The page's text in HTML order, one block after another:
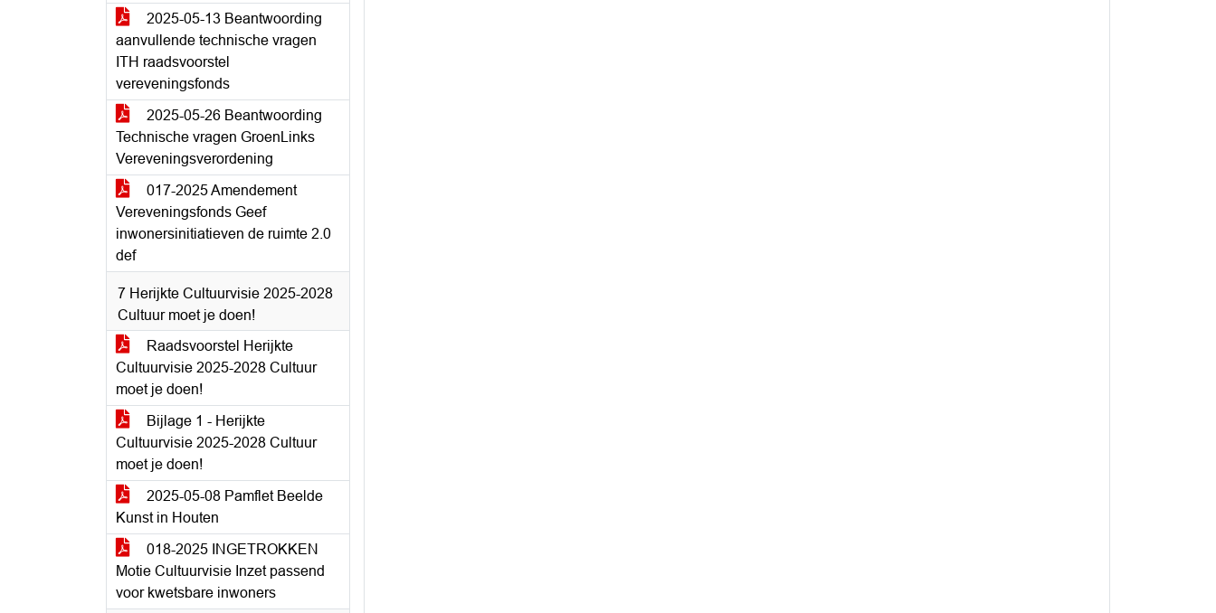
2025-05-13 Beantwoording
aanvullende technische vragen
ITH raadsvoorstel
vereveningsfonds
2025-05-26 Beantwoording
Technische vragen GroenLinks
Vereveningsverordening
017-2025 Amendement
Vereveningsfonds Geef
inwonersinitiatieven de ruimte 2.0
def
7 Herijkte Cultuurvisie 2025-2028
Cultuur moet je doen!
Raadsvoorstel Herijkte
Cultuurvisie 2025-2028 Cultuur
moet je doen!
Bijlage 1 - Herijkte
Cultuurvisie 2025-2028 Cultuur
moet je doen!
2025-05-08 Pamflet Beelde
Kunst in Houten
018-2025 INGETROKKEN
Motie Cultuurvisie Inzet passend
voor kwetsbare inwoners